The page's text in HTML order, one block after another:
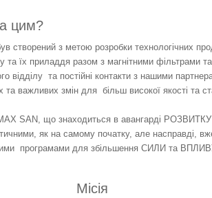
цим?
створений з метою розробки технологічних
та їх приладдя разом з магнітними фільтрами
відділу  та постійні контакти з нашими
важливих змін для  більш високої якості та
SAN, що знаходиться в авангарді РОЗВИТКУ
як на самому початку, але насправді,
програмами для збільшення СИЛИ та ВПЛИВУ
Місія